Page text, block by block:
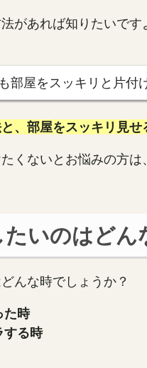
があれば知りたいです
部屋をスッキリと片付
、部屋をスッキリ見せ
くないとお悩みの方は
いのはどん
んな時でしょうか？
た時
する時